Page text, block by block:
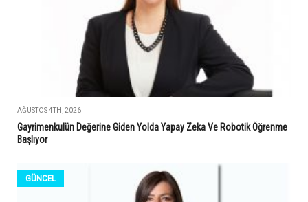
AĞUSTOS 4TH, 2026
Gayrimenkulün Değerine Giden Yolda Yapay Zeka Ve Robotik Öğrenme
Başlıyor
GÜNCEL